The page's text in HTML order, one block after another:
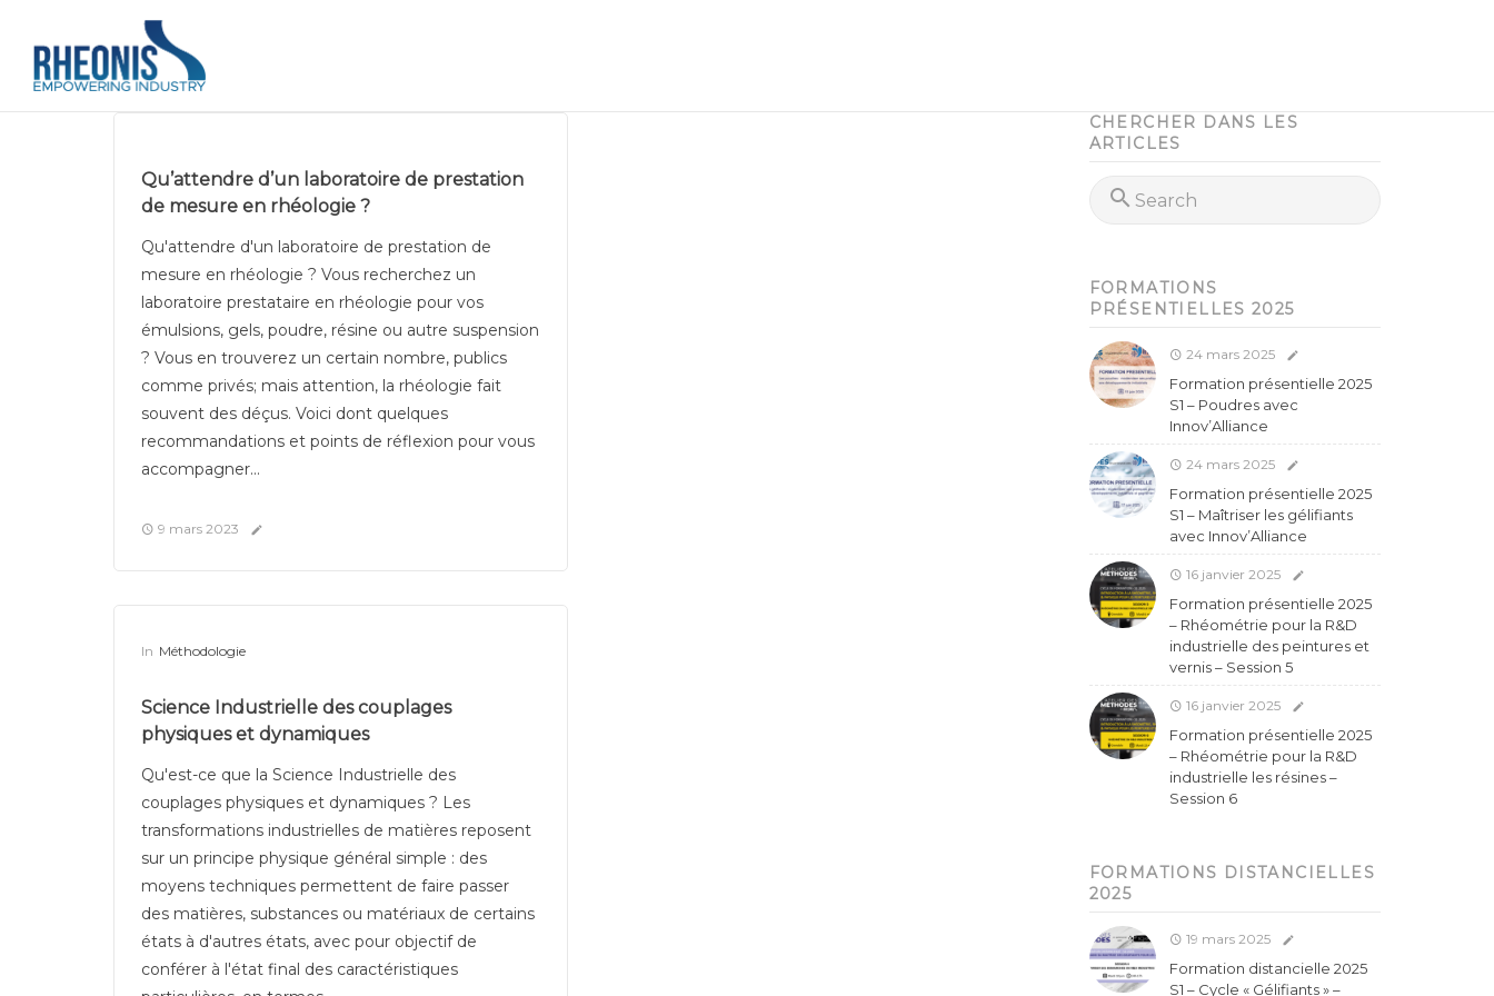
Qu’attendre d’un laboratoire de prestation
de mesure en rhéologie ?
Qu'attendre d'un laboratoire de prestation de
mesure en rhéologie ? Vous recherchez un
laboratoire prestataire en rhéologie pour vos
émulsions, gels, poudre, résine ou autre suspension
? Vous en trouverez un certain nombre, publics
comme privés; mais attention, la rhéologie fait
souvent des déçus. Voici dont quelques
recommandations et points de réflexion pour vous
accompagner...
9 mars 2023
In Méthodologie
Science Industrielle des couplages
physiques et dynamiques
Qu'est-ce que la Science Industrielle des
couplages physiques et dynamiques ? Les
transformations industrielles de matières reposent
sur un principe physique général simple : des
moyens techniques permettent de faire passer
des matières, substances ou matériaux de certains
états à d'autres états, avec pour objectif de
conférer à l'état final des caractéristiques
CHERCHER DANS LES
ARTICLES
FORMATIONS
PRÉSENTIELLES 2025
24 mars 2025
Formation présentielle 2025
S1 – Poudres avec
Innov’Alliance
24 mars 2025
Formation présentielle 2025
S1 – Maîtriser les gélifiants
avec Innov’Alliance
16 janvier 2025
Formation présentielle 2025
– Rhéométrie pour la R&D
industrielle des peintures et
vernis – Session 5
16 janvier 2025
Formation présentielle 2025
– Rhéométrie pour la R&D
industrielle les résines –
Session 6
FORMATIONS DISTANCIELLES
2025
19 mars 2025
Formation distancielle 2025
S1 – Cycle « Gélifiants » –